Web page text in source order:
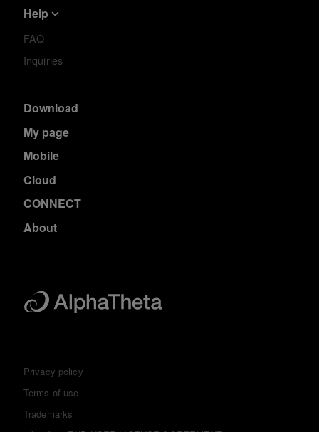
Help
FAQ
Inquiries
Download
My page
Mobile
Cloud
CONNECT
About
Privacy policy
Terms of use
Trademarks